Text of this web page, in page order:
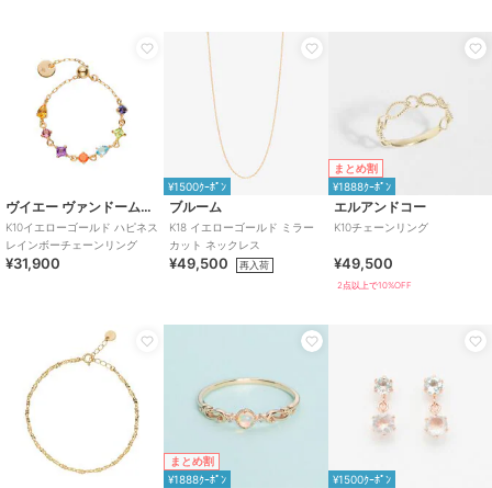
ヴイエー ヴァンドーム青山
K10イエローゴールド ハピネス
レインボーチェーンリング
¥31,900
¥1500ｸｰﾎﾟﾝ
ブルーム
K18 イエローゴールド ミラー
カット ネックレス
¥49,500 再入荷
まとめ割
¥1888ｸｰﾎﾟﾝ
エルアンドコー
K10チェーンリング
¥49,500
2点以上で10%OFF
まとめ割
¥1888ｸｰﾎﾟﾝ ¥1500ｸｰﾎﾟﾝ